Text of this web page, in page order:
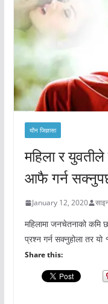
यौन जिज्ञासा
महिला र
आफै गर्न
January 12, 2020
महिलामा जनचेतनाको
प्रश्न गर्न सक्नुहोला तर
Share this: